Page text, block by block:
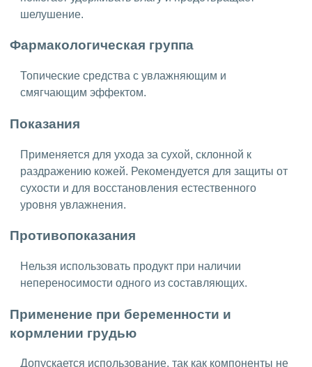
шелушение.
Фармакологическая группа
Топические средства с увлажняющим и
смягчающим эффектом.
Показания
Применяется для ухода за сухой, склонной к
раздражению кожей. Рекомендуется для защиты от
сухости и для восстановления естественного
уровня увлажнения.
Противопоказания
Нельзя использовать продукт при наличии
непереносимости одного из составляющих.
Применение при беременности и
кормлении грудью
Допускается использование, так как компоненты не